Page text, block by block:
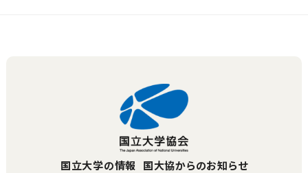
国立大学の情報
国大協からのお知らせ